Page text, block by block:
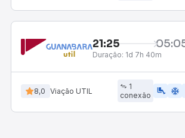
21:25
Duração: 1d 7h 40m
8,0 Viação UTIL
1
conexão
airline_seat_legroom_extra ac_unit